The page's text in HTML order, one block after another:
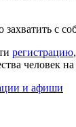
с
регистрацию
человек
и афиши